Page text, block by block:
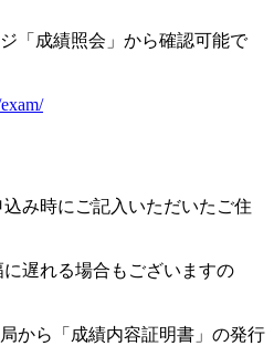
「成績照会」から確認可能で
み時にご記入いただいたご住
れる場合もございますの
から「成績内容証明書」の発行